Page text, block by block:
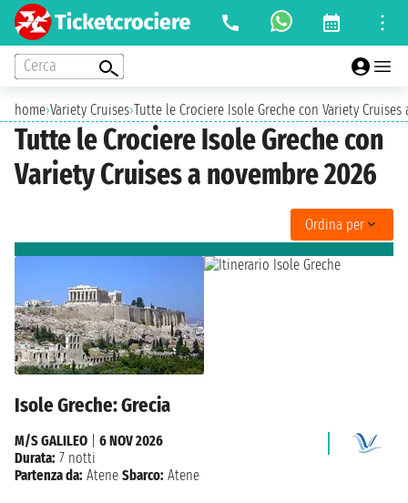
Cerca
home›Variety Cruises›Tutte le Crociere Isole Greche con Variety Cruises
Tutte le Crociere Isole Greche con
Variety Cruises a novembre 2026
Ordina per
Isole Greche: Grecia
M/S GALILEO
6 NOV 2026
Durata: 7 notti
Partenza da: Atene Sbarco: Atene